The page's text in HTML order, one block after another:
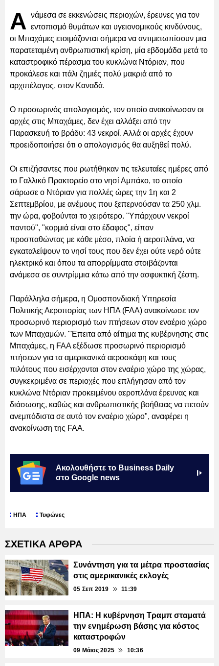
Α νάμεσα σε εκκενώσεις περιοχών, έρευνες για τον
εντοπισμό θυμάτων και υγειονομικούς κινδύνους,
οι Μπαχάμες ετοιμάζονται σήμερα να αντιμετωπίσουν μια
παρατεταμένη ανθρωπιστική κρίση, μία εβδομάδα μετά το
καταστροφικό πέρασμα του κυκλώνα Ντόριαν, που
προκάλεσε και πάλι ζημιές πολύ μακριά από το
αρχιπέλαγος, στον Καναδά.
Ο προσωρινός απολογισμός, τον οποίο ανακοίνωσαν οι
αρχές στις Μπαχάμες, δεν έχει αλλάξει από την
Παρασκευή το βράδυ: 43 νεκροί. Αλλά οι αρχές έχουν
προειδοποιήσει ότι ο απολογισμός θα αυξηθεί πολύ.
Οι επιζήσαντες που ρωτήθηκαν τις τελευταίες ημέρες από
το Γαλλικό Πρακτορείο στο νησί Αμπάκο, το οποίο
σάρωσε ο Ντόριαν για πολλές ώρες την 1η και 2
Σεπτεμβρίου, με ανέμους που ξεπερνούσαν τα 250 χλμ.
την ώρα, φοβούνται το χειρότερο. "Υπάρχουν νεκροί
παντού", "κορμιά είναι στο έδαφος", είπαν
προσπαθώντας με κάθε μέσο, πλοία ή αεροπλάνα, να
εγκαταλείψουν το νησί τους που δεν έχει ούτε νερό ούτε
ηλεκτρικό και όπου τα απορρίμματα στοιβάζονται
ανάμεσα σε συντρίμμια κάτω από την ασφυκτική ζέστη.
Παράλληλα σήμερα, η Ομοσπονδιακή Υπηρεσία
Πολιτικής Αεροπορίας των ΗΠΑ (FAA) ανακοίνωσε τον
προσωρινό περιορισμό των πτήσεων στον εναέριο χώρο
των Μπαχαμών. "Έπειτα από αίτημα της κυβέρνησης στις
Μπαχάμες, η FAA εξέδωσε προσωρινό περιορισμό
πτήσεων για τα αμερικανικά αεροσκάφη και τους
πιλότους που εισέρχονται στον εναέριο χώρο της χώρας,
συγκεκριμένα σε περιοχές που επλήγησαν από τον
κυκλώνα Ντόριαν προκειμένου αεροπλάνα έρευνας και
διάσωσης, καθώς και ανθρωπιστικής βοήθειας να πετούν
ανεμπόδιστα σε αυτό τον εναέριο χώρο", αναφέρει η
ανακοίνωση της FAA.
Ακολουθήστε το Business Daily
στο Google news
ΗΠΑ Τυφώνες
ΣΧΕΤΙΚΑ ΑΡΘΡΑ
Συνάντηση για τα μέτρα προστασίας
στις αμερικανικές εκλογές
05 Σεπ 2019 11:39
ΗΠΑ: Η κυβέρνηση Τραμπ σταματά
την ενημέρωση βάσης για κόστος
καταστροφών
09 Μάιος 2025 10:36